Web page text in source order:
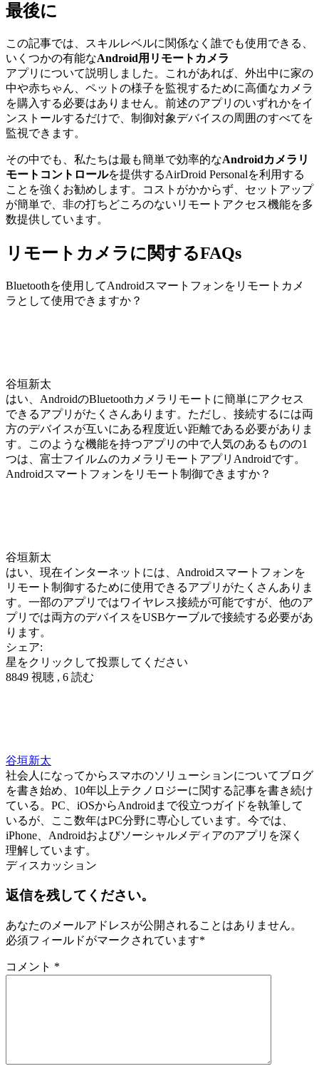
最後に
この記事では、スキルレベルに関係なく誰でも使用できる、
いくつかの有能なAndroid用リモートカメラ
アプリについて説明しました。これがあれば、外出中に家の
中や赤ちゃん、ペットの様子を監視するために高価なカメラ
を購入する必要はありません。前述のアプリのいずれかをイ
ンストールするだけで、制御対象デバイスの周囲のすべてを
監視できます。
その中でも、私たちは最も簡単で効率的なAndroidカメラリ
モートコントロールを提供するAirDroid Personalを利用する
ことを強くお勧めします。コストがかからず、セットアップ
が簡単で、非の打ちどころのないリモートアクセス機能を多
数提供しています。
リモートカメラに関するFAQs
Bluetoothを使用してAndroidスマートフォンをリモートカメ
ラとして使用できますか？
谷垣新太
はい、AndroidのBluetoothカメラリモートに簡単にアクセス
できるアプリがたくさんあります。ただし、接続するには両
方のデバイスが互いにある程度近い距離である必要がありま
す。このような機能を持つアプリの中で人気のあるものの1
つは、富士フイルムのカメラリモートアプリAndroidです。
Androidスマートフォンをリモート制御できますか？
谷垣新太
はい、現在インターネットには、Androidスマートフォンを
リモート制御するために使用できるアプリがたくさんありま
す。一部のアプリではワイヤレス接続が可能ですが、他のア
プリでは両方のデバイスをUSBケーブルで接続する必要があ
ります。
シェア:
星をクリックして投票してください
8849 視聴 , 6 読む
谷垣新太
社会人になってからスマホのソリューションについてブログ
を書き始め、10年以上テクノロジーに関する記事を書き続け
ている。PC、iOSからAndroidまで役立つガイドを執筆して
いるが、ここ数年はPC分野に専心しています。今では、
iPhone、Androidおよびソーシャルメディアのアプリを深く
理解しています。
ディスカッション
返信を残してください。
あなたのメールアドレスが公開されることはありません。
必須フィールドがマークされています*
コメント *